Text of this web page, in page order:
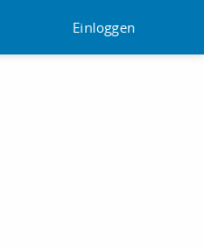
Einloggen